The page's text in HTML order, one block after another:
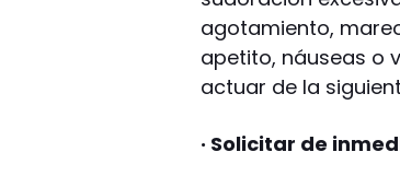
agotamiento,
apetito, náuseas o
actuar de la
· Solicitar de